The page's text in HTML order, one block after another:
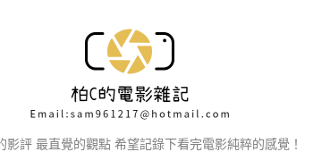
影評 最直覺的觀點 希望記錄下看完電影純粹的感覺！